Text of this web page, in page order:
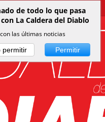
de todo lo que pasa
La Caldera del Diablo
las últimas noticias
permitir Permitir